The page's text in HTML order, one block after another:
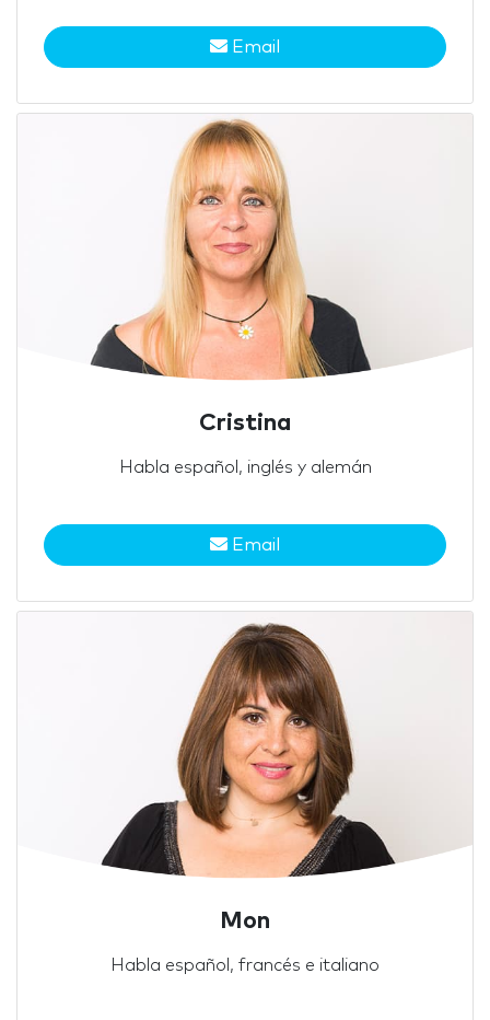
Email
Cristina
Habla español, inglés y alemán
Email
Mon
Habla español, francés e italiano